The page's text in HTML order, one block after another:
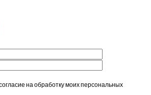
на обработку моих персональных